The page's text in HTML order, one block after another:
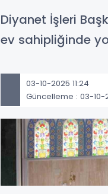
Diyanet İşleri
ev sahipliğinde
03-10-2025 11:24
Güncelleme : 03-10-